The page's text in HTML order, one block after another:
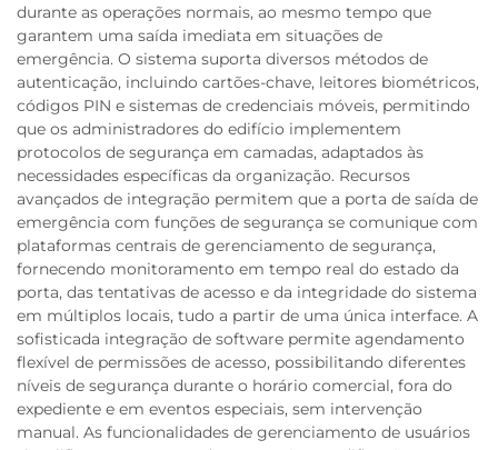
durante as operações normais, ao mesmo tempo que
garantem uma saída imediata em situações de
emergência. O sistema suporta diversos métodos de
autenticação, incluindo cartões-chave, leitores biométricos,
códigos PIN e sistemas de credenciais móveis, permitindo
que os administradores do edifício implementem
protocolos de segurança em camadas, adaptados às
necessidades específicas da organização. Recursos
avançados de integração permitem que a porta de saída de
emergência com funções de segurança se comunique com
plataformas centrais de gerenciamento de segurança,
fornecendo monitoramento em tempo real do estado da
porta, das tentativas de acesso e da integridade do sistema
em múltiplos locais, tudo a partir de uma única interface. A
sofisticada integração de software permite agendamento
flexível de permissões de acesso, possibilitando diferentes
níveis de segurança durante o horário comercial, fora do
expediente e em eventos especiais, sem intervenção
manual. As funcionalidades de gerenciamento de usuários